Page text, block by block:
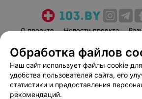
О проекте Новости проекта
Пользовательское соглашение
Вакансии
Партнеры
Написать руководителю
Обработка файлов
Наш сайт использует файлы cookie
удобства пользователей сайта, его
статистики и предоставления
рекомендаций.